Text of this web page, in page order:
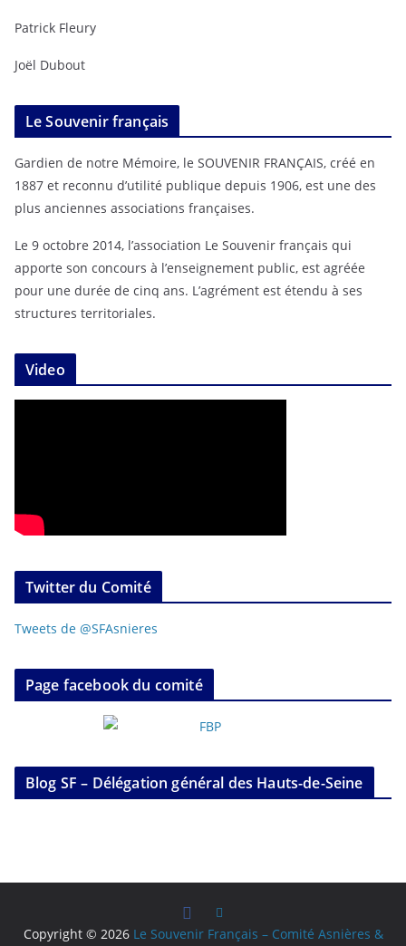
Patrick Fleury
Joël Dubout
Le Souvenir français
Gardien de notre Mémoire, le SOUVENIR FRANÇAIS, créé en
1887 et reconnu d’utilité publique depuis 1906, est une des
plus anciennes associations françaises.
Le 9 octobre 2014, l’association Le Souvenir français qui
apporte son concours à l’enseignement public, est agréée
pour une durée de cinq ans. L’agrément est étendu à ses
structures territoriales.
Video
Twitter du Comité
Tweets de @SFAsnieres
Page facebook du comité
Blog SF – Délégation général des Hauts-de-Seine
Copyright © 2026 Le Souvenir Français – Comité Asnières &